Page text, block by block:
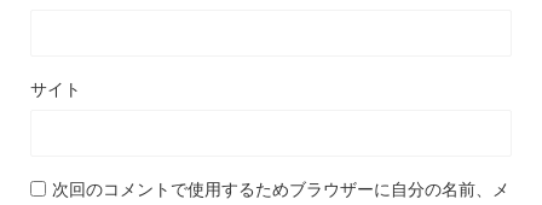
サイト
次回のコメントで使用するためブラウザーに自分の名前、メ